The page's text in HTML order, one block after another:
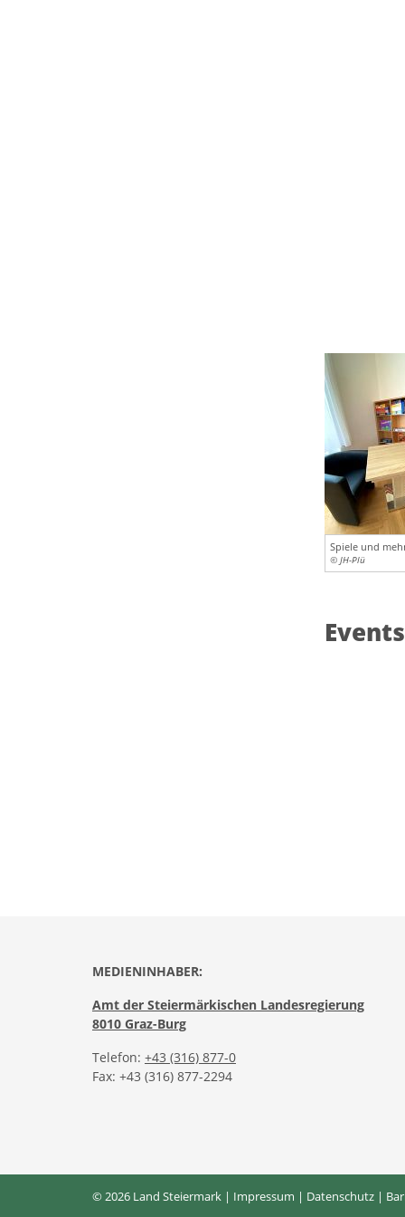
Spiele und
© JH-Plü
Events
MEDIENINHABER:
Amt der Steiermärkischen Landesregierung
8010 Graz-Burg
Telefon: +43 (316) 877-0
Fax: +43 (316) 877-2294
© 2026 Land Steiermark | Impressum | Datenschutz |